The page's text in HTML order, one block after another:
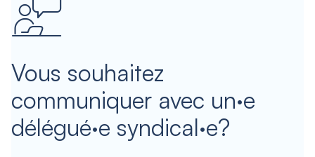
Vous souhaitez
communiquer avec un·e
délégué·e syndical·e?